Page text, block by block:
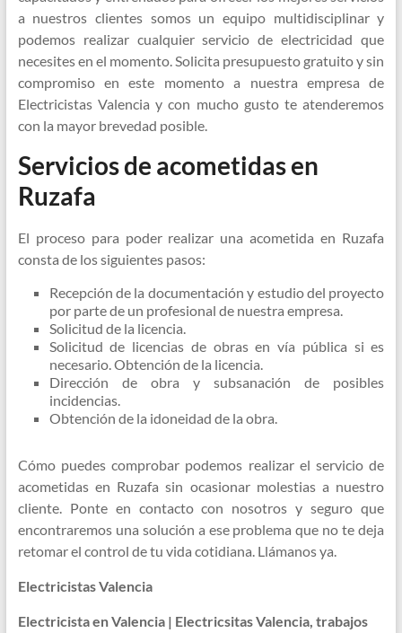
a nuestros clientes somos un equipo multidisciplinar y
podemos realizar cualquier servicio de electricidad que
necesites en el momento. Solicita presupuesto gratuito y sin
compromiso en este momento a nuestra empresa de
Electricistas Valencia y con mucho gusto te atenderemos
con la mayor brevedad posible.
Servicios de acometidas en
Ruzafa
El proceso para poder realizar una acometida en Ruzafa
consta de los siguientes pasos:
Recepción de la documentación y estudio del proyecto
por parte de un profesional de nuestra empresa.
Solicitud de la licencia.
Solicitud de licencias de obras en vía pública si es
necesario. Obtención de la licencia.
Dirección de obra y subsanación de posibles
incidencias.
Obtención de la idoneidad de la obra.
Cómo puedes comprobar podemos realizar el servicio de
acometidas en Ruzafa sin ocasionar molestias a nuestro
cliente. Ponte en contacto con nosotros y seguro que
encontraremos una solución a ese problema que no te deja
retomar el control de tu vida cotidiana. Llámanos ya.
Electricistas Valencia
Electricista en Valencia | Electricsitas Valencia, trabajos